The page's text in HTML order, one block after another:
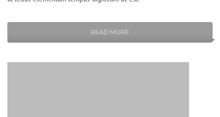
READ MORE